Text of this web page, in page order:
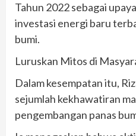
Tahun 2022 sebagai
investasi energi baru
bumi.
Luruskan Mitos di
Dalam kesempatan itu,
sejumlah kekhawatiran
pengembangan panas